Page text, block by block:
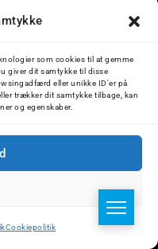
som cookies til at gemme
giver dit samtykke til disse
eller unikke ID'er på
trækker dit samtykke tilbage, kan
og egenskaber.
Cookiepolitik